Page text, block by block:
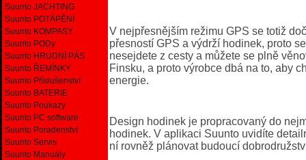
Suunto JACHTING
Suunto POTÁPĚNÍ
Suunto KOMPASY
Suunto PODy
Suunto HRUDNÍ PÁS
Suunto ŘEMÍNKY
Suunto Příslušenství
Suunto BATERIE
Suunto Poukazy
Suunto PC software
Suunto Poradenství
Suunto Servis
Suunto Manuály
V nejpřesnějším režimu GPS se totiž
přesností GPS a výdrží hodinek, proto
nesejdete z cesty a můžete se plně
Finsku, a proto výrobce dbá na to, aby
energie.
Design hodinek je propracovaný do
hodinek. V aplikaci Suunto uvidíte
ní rovněž plánovat budoucí